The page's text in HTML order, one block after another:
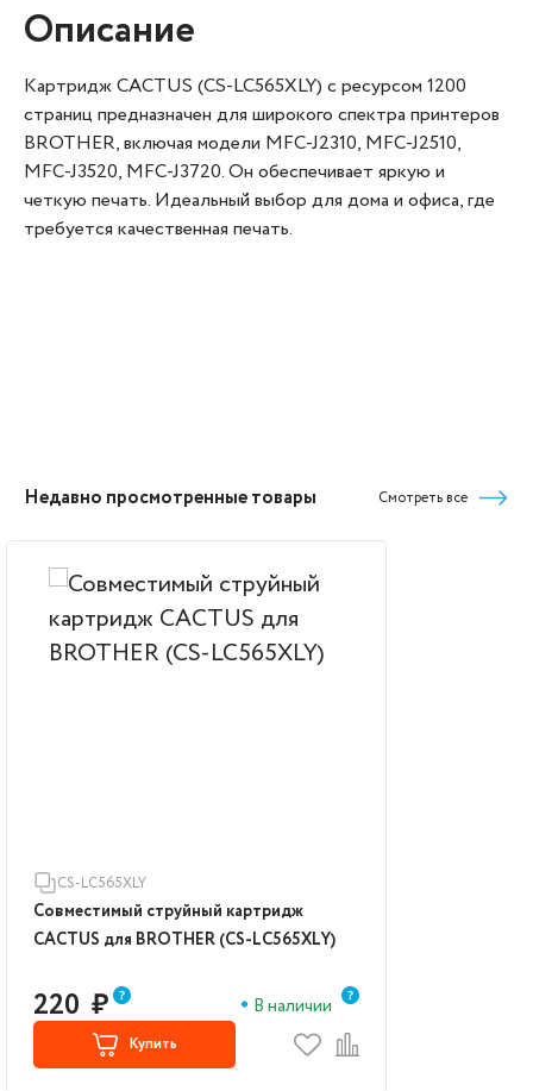
Описание
Картридж CACTUS (CS-LC565XLY) с ресурсом 1200
страниц предназначен для широкого спектра принтеров
BROTHER, включая модели MFC-J2310, MFC-J2510,
MFC-J3520, MFC-J3720. Он обеспечивает яркую и
четкую печать. Идеальный выбор для дома и офиса, где
требуется качественная печать.
Недавно просмотренные товары Смотреть все
CS-LC565XLY
Совместимый струйный картридж
CACTUS для BROTHER (CS-LC565XLY)
220 ₽ В наличии
Купить